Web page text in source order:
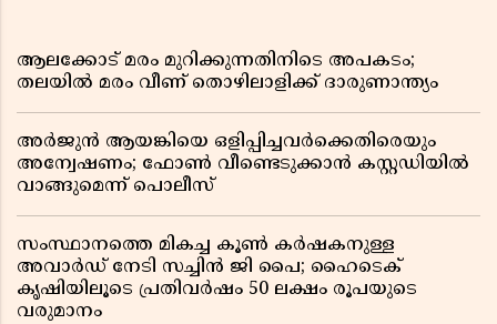
ആലക്കോട് മരം മുറിക്കുന്നതിനിടെ അപകടം;
തലയിൽ മരം വീണ് തൊഴിലാളിക്ക് ദാരുണാന്ത്യം
അർജുൻ ആയങ്കിയെ ഒളിപ്പിച്ചവർക്കെതിരെയും
അന്വേഷണം; ഫോൺ വീണ്ടെടുക്കാൻ കസ്റ്റഡിയിൽ
വാങ്ങുമെന്ന് പൊലീസ്
സംസ്ഥാനത്തെ മികച്ച കൂൺ കർഷകനുള്ള
അവാർഡ് നേടി സച്ചിൻ ജി പൈ; ഹൈടെക്
കൃഷിയിലൂടെ പ്രതിവർഷം 50 ലക്ഷം രൂപയുടെ
വരുമാനം